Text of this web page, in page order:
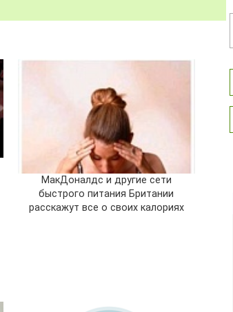
МакДоналдс и другие сети
быстрого питания Британии
расскажут все о своих калориях